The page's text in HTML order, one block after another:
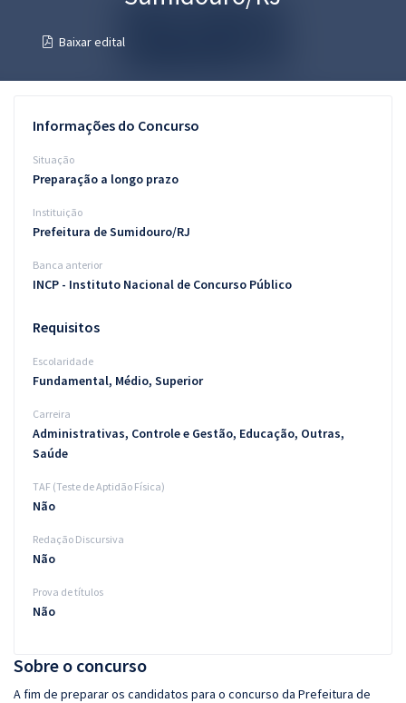
Questões grátis
Conteúdo gratuito
Aprovados
Atendimento
Baixar edital
Sobre o concurso
A fim de preparar os candidatos para o concurso da Prefeitura de
Informações do Concurso
Situação
Preparação a longo prazo
Instituição
Prefeitura de Sumidouro/RJ
Banca anterior
INCP - Instituto Nacional de Concurso Público
Requisitos
Escolaridade
Fundamental, Médio, Superior
Carreira
Administrativas, Controle e Gestão, Educação, Outras,
Saúde
TAF (Teste de Aptidão Física)
Não
Redação Discursiva
Não
Prova de títulos
Não